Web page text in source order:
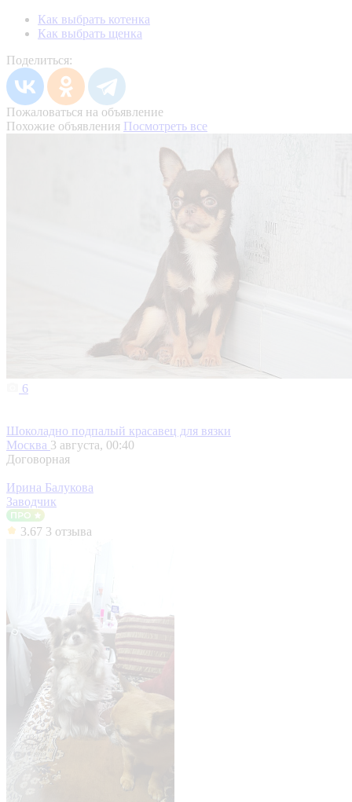
Как выбрать котенка
Как выбрать щенка
Поделиться:
Пожаловаться на объявление
Похожие объявления Посмотреть все
6
Шоколадно подпалый красавец для вязки
Москва 3 августа, 00:40
Договорная
Ирина Балукова
Заводчик
3.67 3 отзыва